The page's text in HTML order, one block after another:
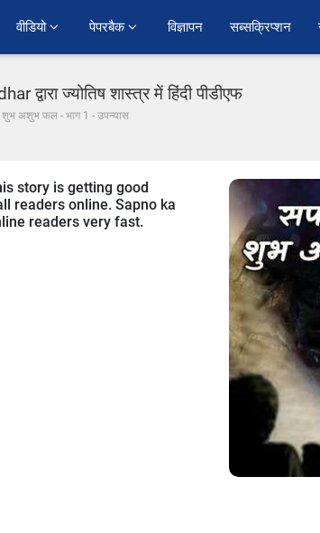
वीडियो पेपरबैक विज्ञापन सब्सक्रिप्शन
ज्योतिष शास्त्र में हिंदी पीडीएफ
शुभ अशुभ फल - भाग 1 - उपन्यास
story is getting good
readers online. Sapno ka
readers very fast.